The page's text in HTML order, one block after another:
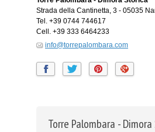
Strada della Cantinetta, 3 - 05035
Tel. +39 0744 744617
Cell. +39 333 6464233
info@torrepalombara.com
Torre Palombara -